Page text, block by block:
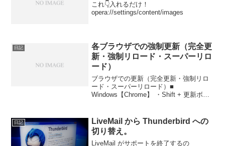
これ👇入れるだけ！
opera://settings/content/images
日記
各ブラウザでの強制更新（完全更
新・強制リロード・スーパーリロ
ード）
ブラウザでの更新（完全更新・強制リロ
ード・スーパーリロード）■
Windows【Chrome】 ・Shift + 更新ボタ
日記
LiveMail から Thunderbird への
切り替え。
LiveMail がサポートを終了するの